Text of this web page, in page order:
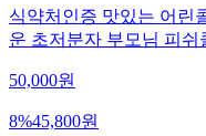
식약처인증 맛있는 어린
운 초저분자 부모님 피
50,000원
8%45,800원